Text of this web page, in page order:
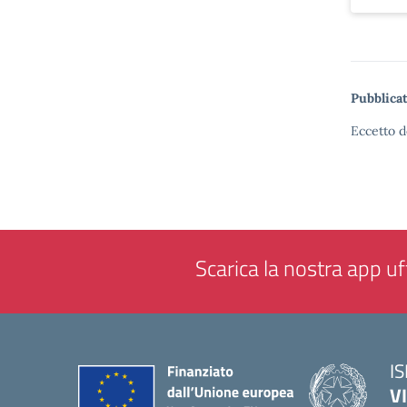
Eccetto
Scarica la nostra app